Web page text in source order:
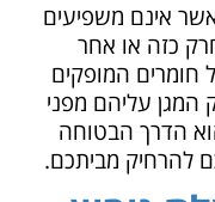
אשר אינם משפיעים
כזה או אחר
חומרים המופקים
המגן עליהם מפני
הדרך הבטוחה
להרחיק מביתכם.